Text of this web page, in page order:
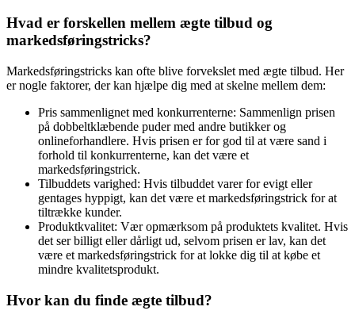
Hvad er forskellen mellem ægte tilbud og
markedsføringstricks?
Markedsføringstricks kan ofte blive forvekslet med ægte tilbud. Her
er nogle faktorer, der kan hjælpe dig med at skelne mellem dem:
Pris sammenlignet med konkurrenterne: Sammenlign prisen
på dobbeltklæbende puder med andre butikker og
onlineforhandlere. Hvis prisen er for god til at være sand i
forhold til konkurrenterne, kan det være et
markedsføringstrick.
Tilbuddets varighed: Hvis tilbuddet varer for evigt eller
gentages hyppigt, kan det være et markedsføringstrick for at
tiltrække kunder.
Produktkvalitet: Vær opmærksom på produktets kvalitet. Hvis
det ser billigt eller dårligt ud, selvom prisen er lav, kan det
være et markedsføringstrick for at lokke dig til at købe et
mindre kvalitetsprodukt.
Hvor kan du finde ægte tilbud?